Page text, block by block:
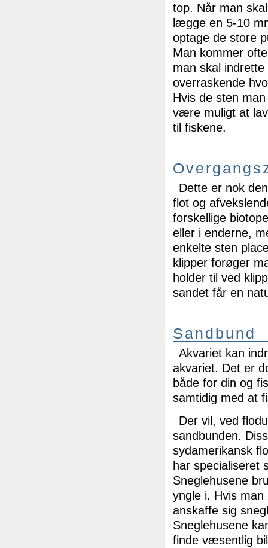
top. Når man
lægge en 5-10
optage de store
Man kommer
man skal
overraskende
Hvis de sten
være muligt at
til fiskene.
Dette er nok
flot og
forskellige
eller i enderne,
enkelte sten
klipper forøger
holder til ved
sandet får en
Sandbund
Akvariet kan
akvariet. Det er
både for din og
samtidig med at
Der vil, ved
sandbunden.
sydamerikansk
har specialiseret
Sneglehusene
yngle i. Hvis
anskaffe sig
Sneglehusene
finde væsentlig